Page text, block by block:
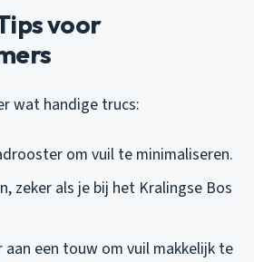
voor
wat handige trucs:
om vuil te minimaliseren.
zeker als je bij het Kralingse Bos
aan een touw om vuil makkelijk te